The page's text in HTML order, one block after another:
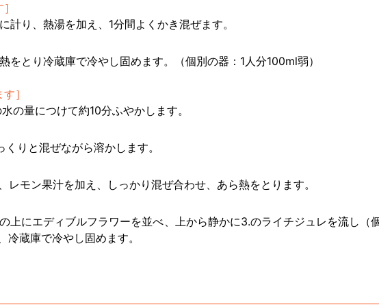
計り、熱湯を加え、1分間よくかき混ぜます。
をとり冷蔵庫で冷やし固めます。（個別の器：1人分100ml弱）
］
の量につけて約10分ふやかします。
くりと混ぜながら溶かします。
レモン果汁を加え、しっかり混ぜ合わせ、あら熱をとります。
上にエディブルフラワーを並べ、上から静かに3.のライチジュレを流し（
蔵庫で冷やし固めます。